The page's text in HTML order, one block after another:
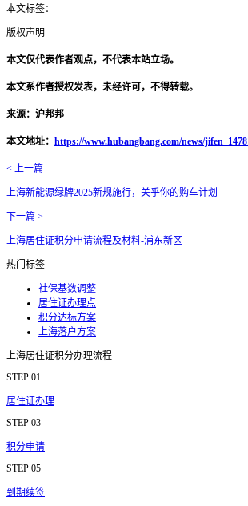
本文标签：
版权声明
本文仅代表作者观点，不代表本站立场。
本文系作者授权发表，未经许可，不得转载。
来源：沪邦邦
本文地址： https://www.hubangbang.com/news/
< 上一篇
上海新能源绿牌2025新规施行，关乎你的购车计划
下一篇 >
上海居住证积分申请流程及材料-浦东新区
热门标签
社保基数调整
居住证办理点
积分达标方案
上海落户方案
上海居住证积分办理流程
STEP 01
居住证办理
STEP 03
积分申请
STEP 05
到期续签